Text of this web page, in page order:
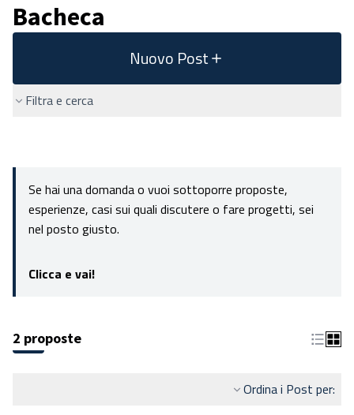
Bacheca
Nuovo Post
Filtra e cerca
Se hai una domanda o vuoi sottoporre proposte,
esperienze, casi sui quali discutere o fare progetti, sei
nel posto giusto.
Clicca e vai!
2 proposte
Ordina i Post per: